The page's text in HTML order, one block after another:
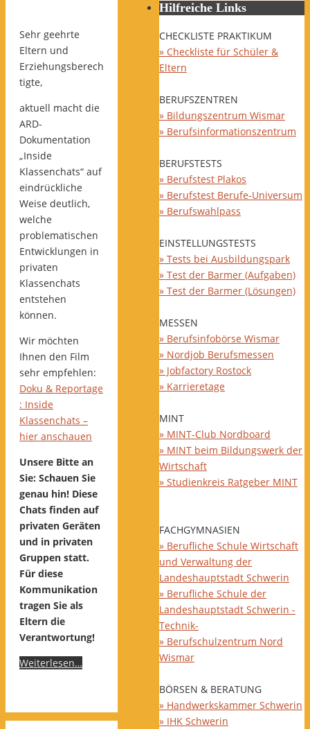
Sehr geehrte
Eltern und
Erziehungsberech
tigte,
aktuell macht die
ARD-
Dokumentation
„Inside
Klassenchats“ auf
eindrückliche
Weise deutlich,
welche
problematischen
Entwicklungen in
privaten
Klassenchats
entstehen
können.
Wir möchten
Ihnen den Film
sehr empfehlen:
Doku & Reportage
: Inside
Klassenchats –
hier anschauen
Unsere Bitte an
Sie: Schauen Sie
genau hin! Diese
Chats finden auf
privaten Geräten
und in privaten
Gruppen statt.
Für diese
Kommunikation
tragen Sie als
Eltern die
Verantwortung!
Weiterlesen…
Hilfreiche Links
CHECKLISTE PRAKTIKUM
» Checkliste für Schüler &
Eltern
BERUFSZENTREN
» Bildungszentrum Wismar
» Berufsinformationszentrum
BERUFSTESTS
» Berufstest Plakos
» Berufstest Berufe-Universum
» Berufswahlpass
EINSTELLUNGSTESTS
» Tests bei Ausbildungspark
» Test der Barmer (Aufgaben)
» Test der Barmer (Lösungen)
MESSEN
» Berufsinfobörse Wismar
» Nordjob Berufsmessen
» Jobfactory Rostock
» Karrieretage
MINT
» MINT-Club Nordboard
» MINT beim Bildungswerk der
Wirtschaft
» Studienkreis Ratgeber MINT
FACHGYMNASIEN
» Berufliche Schule Wirtschaft
und Verwaltung der
Landeshauptstadt Schwerin
» Berufliche Schule der
Landeshauptstadt Schwerin -
Technik-
» Berufschulzentrum Nord
Wismar
BÖRSEN & BERATUNG
» Handwerkskammer Schwerin
» IHK Schwerin